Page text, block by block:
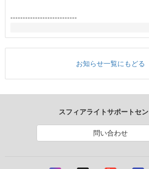
---------------------------
お知らせ一覧にもどる
スフィアライトサポートセ
問い合わせ